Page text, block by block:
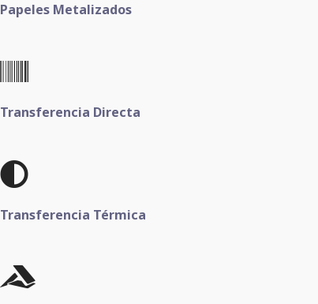
Papeles Metalizados
Transferencia Directa
Transferencia Térmica